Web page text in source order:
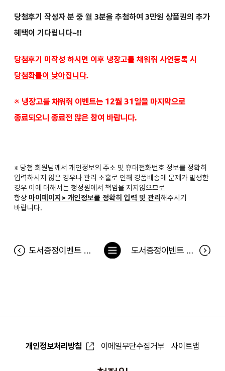
당첨후기 작성자 분 중 월 3분을 추첨하여 3만원 상품권의 추가
혜택이 기다립니다~!!
당첨후기 미작성 하시면 이후 냉장고를 채워줘 사연등록 시
당첨확률이 낮아집니다.
※ 냉장고를 채워줘 이벤트는 12월 31일을 마지막으로
종료되오니 종료전 많은 참여 바랍니다.
※ 당첨 회원님께서 개인정보의 주소 및 휴대전화번호 정보를 정확히
입력하시지 않은 경우나 관리 소홀로 인해 경품배송에 문제가 발생한
경우 이에 대해서는 청정원에서 책임을 지지않으므로
항상 마이페이지> 개인정보를 정확히 입력 및 관리 해주시기
바랍니다.
도서증정이벤트 <홈·브런치 > 당첨자 도서증정이벤트 <노희영의 브랜딩 법칙> 당첨자
목
개인정보처리방침 이메일무단수집거부 사이트맵